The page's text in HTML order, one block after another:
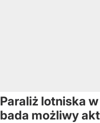
Paraliż lotniska
bada możliwy